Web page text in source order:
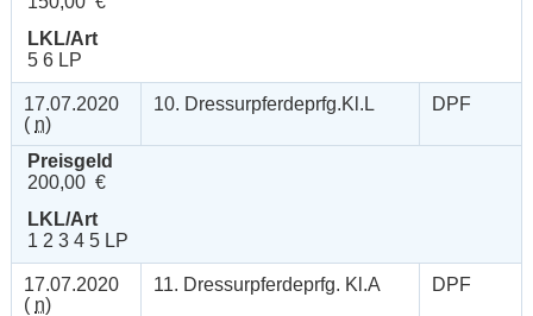
LKL/Art
5 6 LP
17.07.2020
( n)
10. Dressurpferdeprfg.Kl.L DPF
Preisgeld
200,00 €
LKL/Art
1 2 3 4 5 LP
17.07.2020
( n)
11. Dressurpferdeprfg. Kl.A DPF